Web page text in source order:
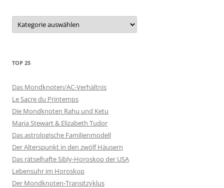
Kategorien
TOP 25
Das Mondknoten/AC-Verhältnis
Le Sacre du Printemps
Die Mondknoten Rahu und Ketu
Maria Stewart & Elizabeth Tudor
Das astrologische Familienmodell
Der Alterspunkt in den zwölf Häusern
Das rätselhafte Sibly-Horoskop der USA
Lebensuhr im Horoskop
Der Mondknoten-Transitzyklus